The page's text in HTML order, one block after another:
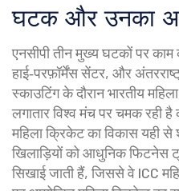
घटक और उनका
एनसीपी तीन मुख्य घटकों पर
हाई‑परफ़ॉर्मेंस सेंटर, और
स्काउटिंग के दौरानभारतीय
लगातार विश्व मंच पर चमक रही है
महिला क्रिकेट का विकास यही से
खिलाड़ियों को आधुनिक फिटनेस
सिखाई जाती हैं, जिससे वे ICC